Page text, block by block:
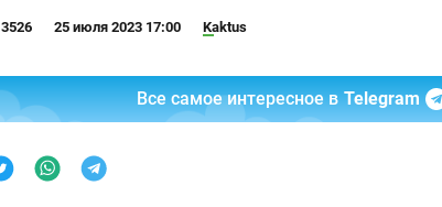
3526 25 июля 2023 17:00 Kaktus
Все самое интересное в Telegram